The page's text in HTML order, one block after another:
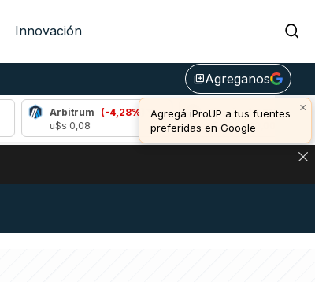
Innovación
library_addAgreganos
×
Agregá iProUP a tus fuentes
preferidas en Google
(-4,28%)
Bitcoin (0,71%)
u$s 64.600,00
Y ESTA SEÑAL DEFINE LOS PRECIOS DE